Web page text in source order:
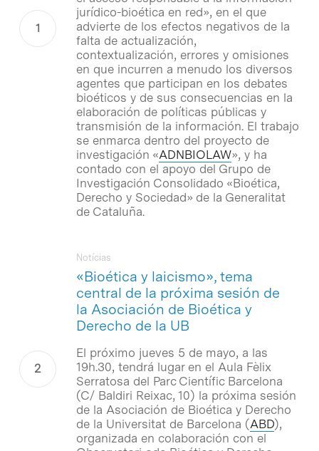
jurídico-bioética en red», en el que
advierte de los efectos negativos de la
falta de actualización,
contextualización, errores y omisiones
en que incurren a menudo los diversos
agentes que participan en los debates
bioéticos y de sus consecuencias en la
elaboración de políticas públicas y
transmisión de la información. El trabajo
se enmarca dentro del proyecto de
investigación «ADNBIOLAW», y ha
contado con el apoyo del Grupo de
Investigación Consolidado «Bioética,
Derecho y Sociedad» de la Generalitat
de Cataluña.
«Bioética y laicismo», tema
central de la próxima sesión de
la Asociación de Bioética y
Derecho de la UB
Notícias
El próximo jueves 5 de mayo, a las
19h.30, tendrá lugar en el Aula Fèlix
Serratosa del Parc Científic Barcelona
(C/ Baldiri Reixac, 10) la próxima sesión
de la Asociación de Bioética y Derecho
de la Universitat de Barcelona (ABD),
organizada en colaboración con el